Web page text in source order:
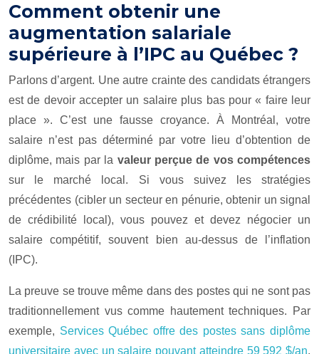
Comment obtenir une
augmentation salariale
supérieure à l’IPC au Québec ?
Parlons d’argent. Une autre crainte des candidats étrangers
est de devoir accepter un salaire plus bas pour « faire leur
place ». C’est une fausse croyance. À Montréal, votre
salaire n’est pas déterminé par votre lieu d’obtention de
diplôme, mais par la valeur perçue de vos compétences
sur le marché local. Si vous suivez les stratégies
précédentes (cibler un secteur en pénurie, obtenir un signal
de crédibilité local), vous pouvez et devez négocier un
salaire compétitif, souvent bien au-dessus de l’inflation
(IPC).
La preuve se trouve même dans des postes qui ne sont pas
traditionnellement vus comme hautement techniques. Par
exemple, Services Québec offre des postes sans diplôme
universitaire avec un salaire pouvant atteindre 59 592 $/an,